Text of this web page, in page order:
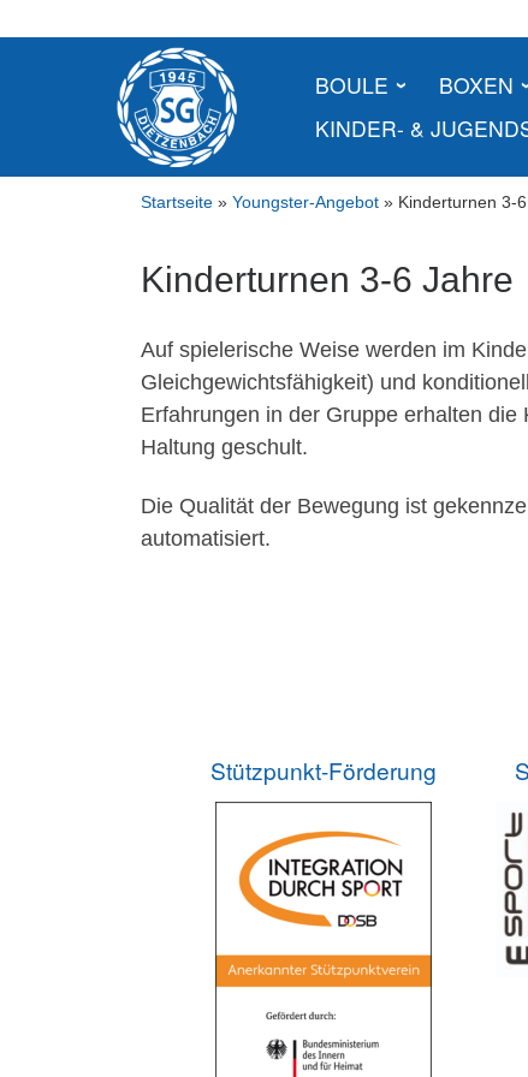
to
BOULE BOXEN
KINDER- &
Startseite » Youngster-Angebot » Kinderturnen 3-
Kinderturnen 3-6 Jahre
Auf spielerische Weise werden im
Gleichgewichtsfähigkeit) und
Erfahrungen in der Gruppe erhalten
Haltung geschult.
Die Qualität der Bewegung ist
automatisiert.
Stützpunkt-Förderung